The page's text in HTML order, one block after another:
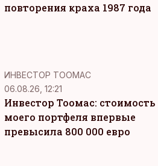
повторения краха 1987 года
ИНВЕСТОР ТООМАС
06.08.26, 12:21
Инвестор Тоомас: стоимость
моего портфеля впервые
превысила 800 000 евро